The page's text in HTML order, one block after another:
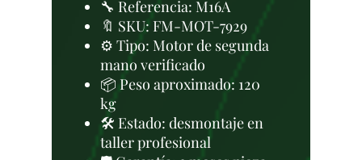
🔧 Referencia: M16A
🔖 SKU: FM-MOT-7929
⚙️ Tipo: Motor de segunda
mano verificado
📦 Peso aproximado: 120
kg
🛠 Estado: desmontaje en
taller profesional